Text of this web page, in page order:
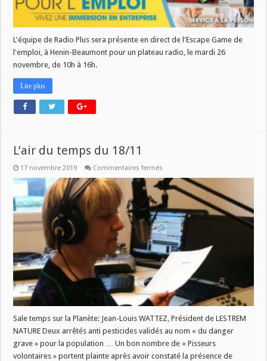
L'équipe de Radio Plus sera présente en direct de l'Escape Game de
l'emploi, à Henin-Beaumont pour un plateau radio, le mardi 26
novembre, de 10h à 16h.
Lire plus
L’air du temps du 18/11
17 novembre 2019 Commentaires fermés
du
temps
du
18/11
Sale temps sur la Planète: Jean-Louis WATTEZ, Président de LESTREM
NATURE Deux arrêtés anti pesticides validés au nom « du danger
grave » pour la population … Un bon nombre de « Pisseurs
volontaires » portent plainte après avoir constaté la présence de